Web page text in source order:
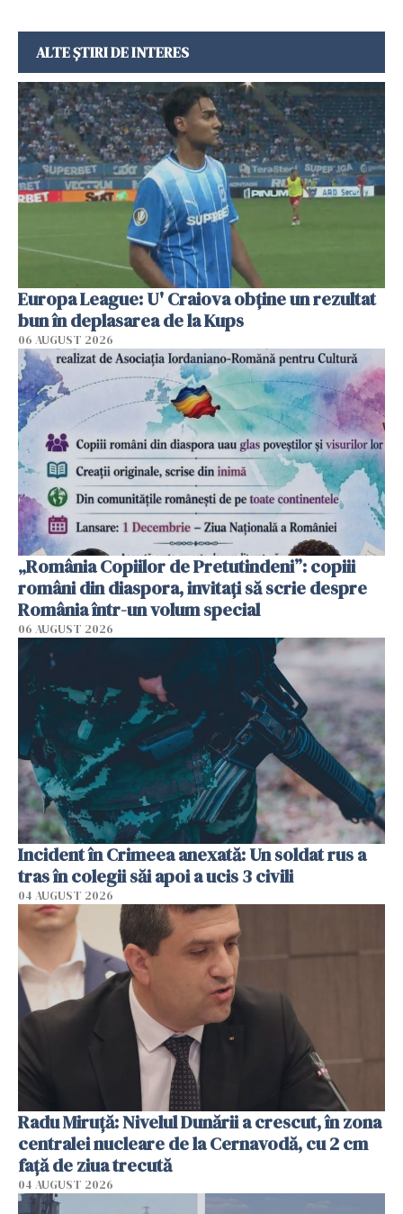
ALTE ȘTIRI DE INTERES
Europa League: U' Craiova obține un rezultat
bun în deplasarea de la Kups
06 AUGUST 2026
„România Copiilor de Pretutindeni”: copiii
români din diaspora, invitați să scrie despre
România într-un volum special
06 AUGUST 2026
Incident în Crimeea anexată: Un soldat rus a
tras în colegii săi apoi a ucis 3 civili
04 AUGUST 2026
Radu Miruţă: Nivelul Dunării a crescut, în zona
centralei nucleare de la Cernavodă, cu 2 cm
faţă de ziua trecută
04 AUGUST 2026